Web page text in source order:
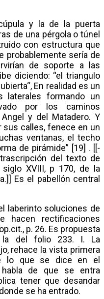
y la de la puerta
de una pérgola o túnel
con estructura que
probablemente sería de
de soporte a las
diciendo: “el triangulo
En realidad es un
laterales formando un
por los caminos
y del Matadero. Y
sus calles, fenece en un
ventanas, el techo
de pirámide” [19] . [[-
trascripción del texto de
XVIII, p 170, de la
Es el pabellón central
laberinto soluciones de
hacen rectificaciones
p. 26. Es propuesta
la del folio 233. I. La
rehace la vista primera
lo que se dice en el
de que se entra
tener que desandar
se ha entrado.